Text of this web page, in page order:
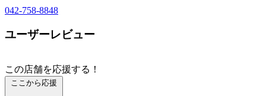
042-758-8848
ユーザーレビュー
この店舗を応援する！
ここから応援